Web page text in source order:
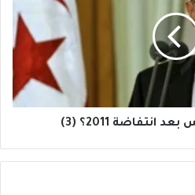
انتفاضة 2011؟ (3)